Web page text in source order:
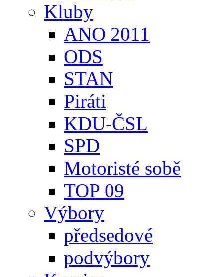
Kluby
ANO 2011
ODS
STAN
Piráti
KDU-ČSL
SPD
Motoristé sobě
TOP 09
Výbory
předsedové
podvýbory